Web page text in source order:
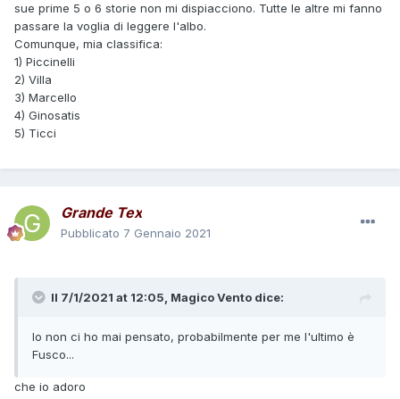
sue prime 5 o 6 storie non mi dispiacciono. Tutte le altre mi fanno
passare la voglia di leggere l'albo.
Comunque, mia classifica:
1) Piccinelli
2) Villa
3) Marcello
4) Ginosatis
5) Ticci
Grande Tex
Pubblicato 7 Gennaio 2021
Il 7/1/2021 at 12:05, Magico Vento dice:
Io non ci ho mai pensato, probabilmente per me l'ultimo è
Fusco...
che io adoro